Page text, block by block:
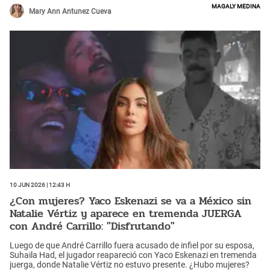
Mary Ann Antunez Cueva
Magaly Medina
10 Jun 2026 | 12:43 h
¿Con mujeres? Yaco Eskenazi se va a México sin
Natalie Vértiz y aparece en tremenda JUERGA
con André Carrillo: "Disfrutando"
Luego de que André Carrillo fuera acusado de infiel por su esposa,
Suhaila Had, el jugador reapareció con Yaco Eskenazi en tremenda
juerga, donde Natalie Vértiz no estuvo presente. ¿Hubo mujeres?